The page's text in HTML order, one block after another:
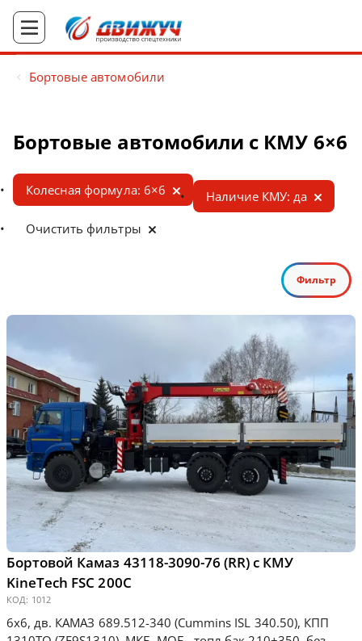
Бортовые автомобили
Бортовые автомобили с КМУ 6×6
Колесная формула: 6×6
Наличие КМУ: да
Очистить фильтры
Фильтр
Бортовой Камаз 43118-3090-76 (RR) с КМУ
KineТесh FSC 200С
КОД: 1012
6х6, дв. КАМАЗ 689.512-340 (Cummins ISL 340.50), КПП